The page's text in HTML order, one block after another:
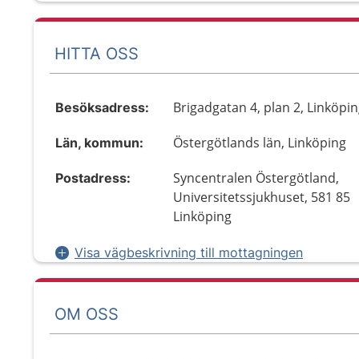
HITTA OSS
Besöksadress: Brigadgatan 4, plan 2,
Län, kommun: Östergötlands län, Linköping
Postadress:
Syncentralen Östergötland,
Universitetssjukhuset, 581 85
Linköping
Visa vägbeskrivning till mottagningen
OM OSS